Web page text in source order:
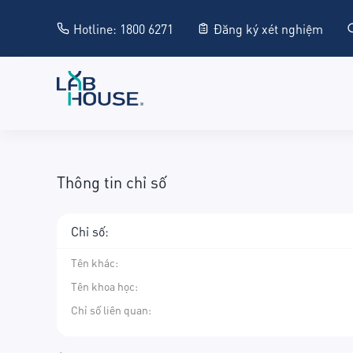
Hotline: 1800 6271 Đăng ký xét nghiệm
Thông tin chỉ số
Chỉ số:
Tên khác:
Tên khoa học:
Chỉ số liên quan: